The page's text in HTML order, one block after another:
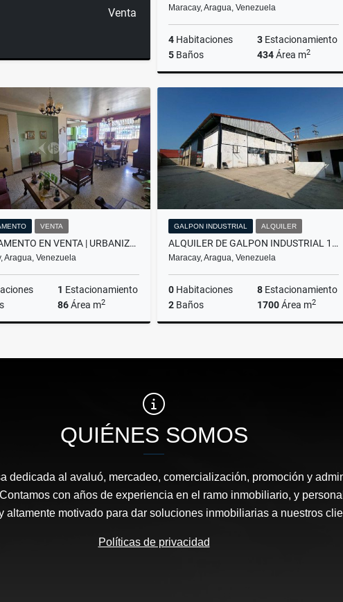
Venta Maracay, Aragua, Venezuela
4 Habitaciones 3 Estacionamiento
5 Baños 434Área m2
VENTA
APARTAMENTO EN VENTA | URBANIZACIÓN EL CENTRO MARACAY
Aragua, Venezuela
1 Estacionamiento
86Área m2
US$37,000
GALPON INDUSTRIAL ALQUILER
ALQUILER DE GALPON INDUSTRIAL 1700 M² SAN VICENTE MARACAY EDO ARAGUA
Maracay, Aragua, Venezuela
0 Habitaciones 8 Estacionamiento
2 Baños 1700Área m2
US$850
QUIÉNES SOMOS
dedicada al avaluó, mercadeo, comercialización, promoción y
con años de experiencia en el ramo inmobiliario, y
altamente motivado para dar soluciones inmobiliarias a nuestros
Políticas de privacidad